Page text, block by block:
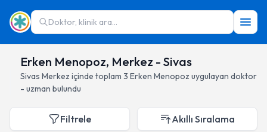
Doktor, klinik ara...
Erken Menopoz, Merkez - Sivas
Sivas Merkez içinde toplam 3 Erken Menopoz uygulayan doktor
- uzman bulundu
Filtrele Akıllı Sıralama